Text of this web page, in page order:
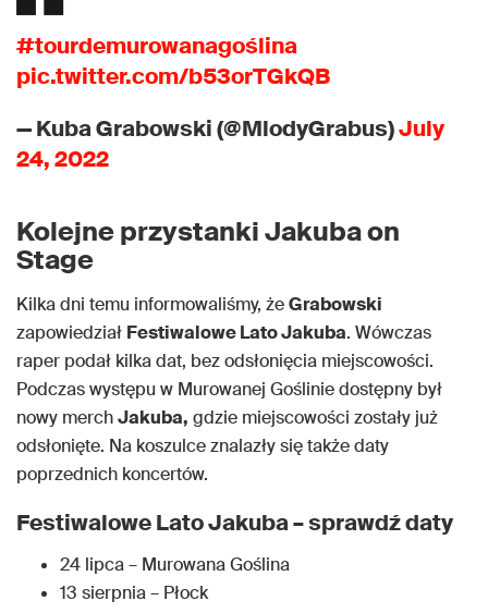
#tourdemurowanagoślina
pic.twitter.com/b53orTGkQB
— Kuba Grabowski (@MlodyGrabus)July
24, 2022
Kolejne przystanki Jakuba on
Stage
Kilka dni temu informowaliśmy, żeGrabowski
zapowiedział Festiwalowe Lato Jakuba. Wówczas
raper podał kilka dat, bez odsłonięcia miejscowości.
Podczas występu w Murowanej Goślinie dostępny był
nowy merchJakuba, gdzie miejscowości zostały już
odsłonięte. Na koszulce znalazły się także daty
poprzednich koncertów.
Festiwalowe Lato Jakuba – sprawdź daty
24 lipca – Murowana Goślina
13 sierpnia – Płock